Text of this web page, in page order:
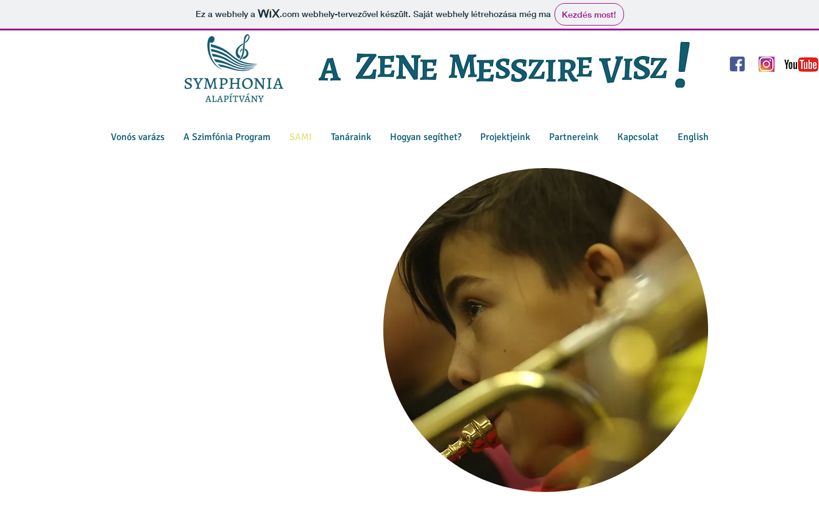
Ez a webhely a .comwebhely-tervezővel készült. Saját webhely létrehozása még ma Kezdés most!
Vonós varázs A Szimfónia Program SAMI Tanáraink Hogyan segíthet? Projektjeink Partnereink Kapcsolat English